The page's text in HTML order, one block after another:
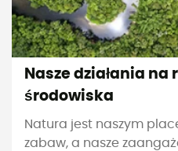
Nasze działania na
środowiska
Natura jest naszym
zabaw, a nasze